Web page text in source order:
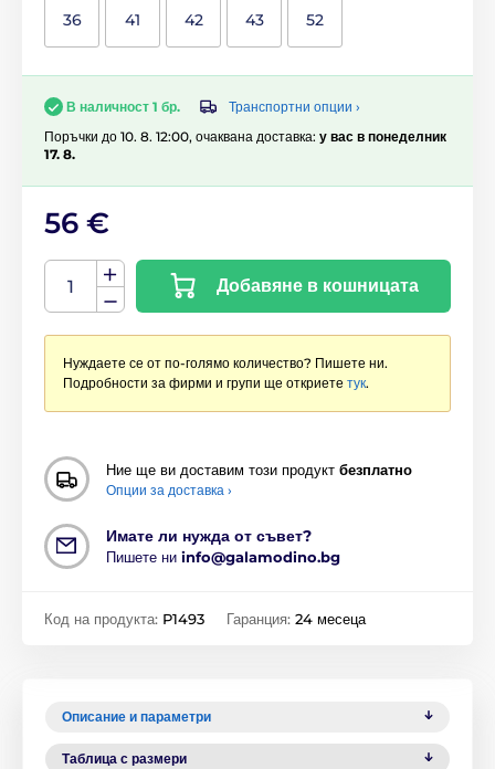
36 41 42 43 52
В наличност 1 бр.
Транспортни опции ›
Поръчки до 10. 8. 12:00, очаквана доставка: у вас в понеделник
17. 8.
56 €
Добавяне в кошницата
Нуждаете се от по-голямо количество? Пишете ни.
Подробности за фирми и групи ще откриете тук.
Ние ще ви доставим този продукт безплатно
Опции за доставка ›
Имате ли нужда от съвет?
Пишете ни info@galamodino.bg
Код на продукта: P1493 Гаранция: 24 месеца
Описание и параметри
Таблица с размери